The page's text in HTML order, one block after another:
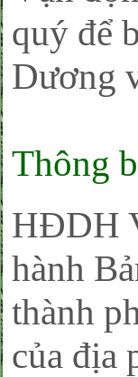
quý để
Dương
Thông
HĐDH
hành
thành
của địa